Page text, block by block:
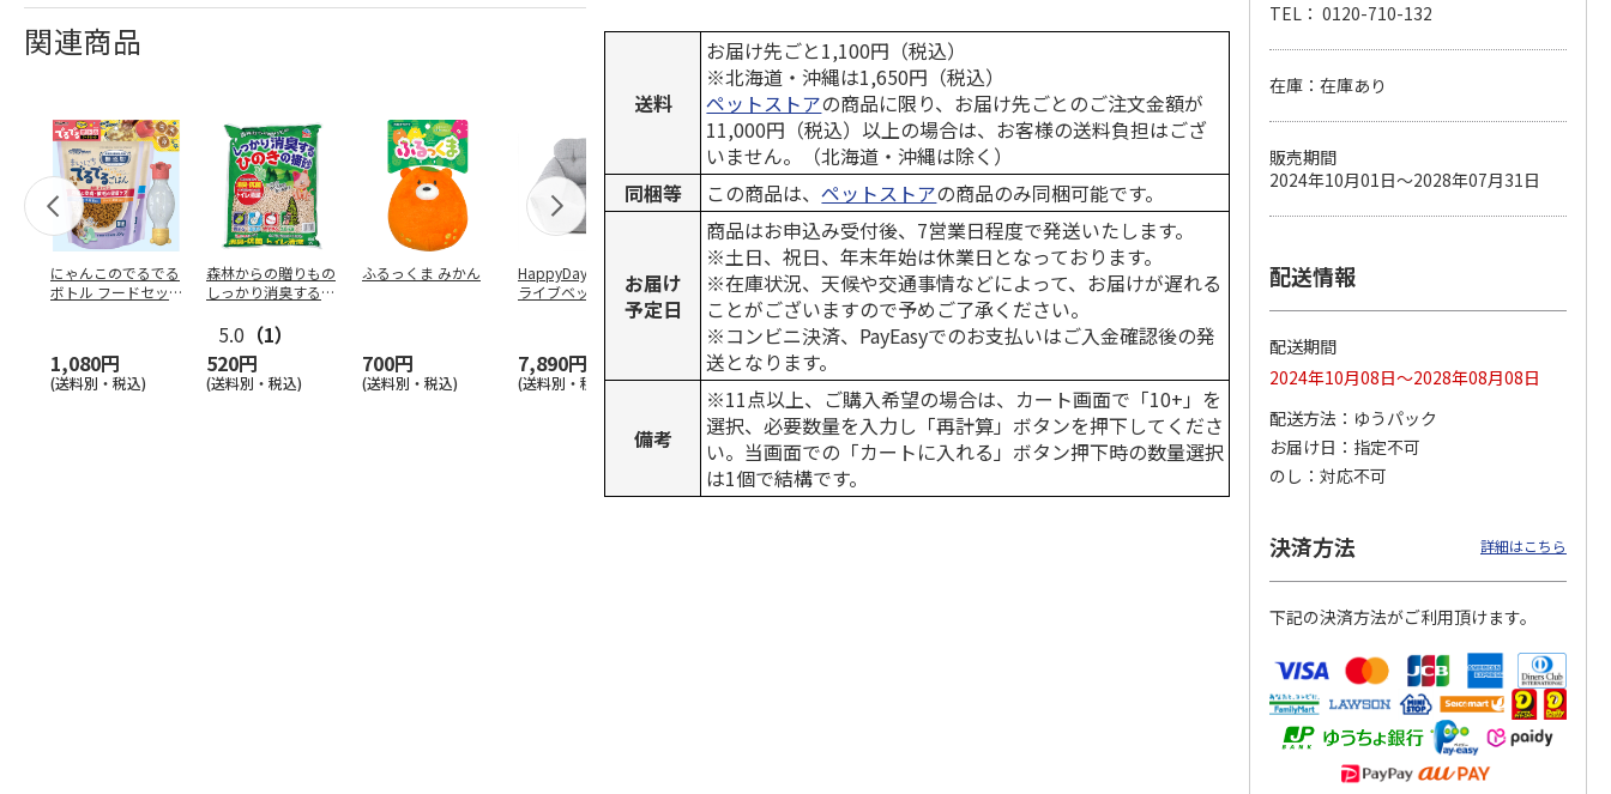
関連商品
にゃんこのでるでる
ボトル フードセッ
1,080円
(送料別・税込)
森林からの贈りもの
しっかり消臭するひ
5.0 （1）
520円
(送料別・税込)
ふるっくま みかん
700円
(送料別・税込)
HappyDays 2wayド
ライブベッド グレ
7,890円
(送料別・税込)
獣医師開発 ニオイ
をとる砂専用 猫ト
イレ ナチュラルグ
1,550円
(送料別・税込)
デオトイレ 飛び散
らない消臭・抗菌サ
ンド 4L
(送料別・税込)
無添加良品 カムカ
ムデンタルコーン
ぐるぐるボーン型 S
…
(送料別・税込)
銀のスプーン パウ
チ 健康に育つ子ね
おに…
(送料別・税込)
ペット線香 虹のか
なた フルーティフ
ローラルの香り
590円
(送料別・税込)
えBOX とりささ…
380円
(送料別・税込)
送料
お届け先ごと1,100円（税込）
※北海道・沖縄は1,650円（税込）
ペットストアの商品に限り、お届け先ごとのご注文金額が
11,000円（税込）以上の場合は、お客様の送料負担はござ
いません。（北海道・沖縄は除く）
同梱等
この商品は、ペットストアの商品のみ同梱可能です。
お届け
予定日
商品はお申込み受付後、7営業日程度で発送いたします。
※土日、祝日、年末年始は休業日となっております。
※在庫状況、天候や交通事情などによって、お届けが遅れる
ことがございますので予めご了承ください。
※コンビニ決済、PayEasyでのお支払いはご入金確認後の発
送となります。
備考
※11点以上、ご購入希望の場合は、カート画面で「10+」を
選択、必要数量を入力し「再計算」ボタンを押下してくださ
い。当画面での「カートに入れる」ボタン押下時の数量選択
は1個で結構です。
TEL： 0120-710-132
在庫：在庫あり
販売期間
2024年10月01日～2028年07月31日
配送情報
配送期間
2024年10月08日～2028年08月08日
配送方法
ゆうパック
お届け日
指定不可
のし
対応不可
決済方法 詳細はこちら
下記の決済方法がご利用頂けます。